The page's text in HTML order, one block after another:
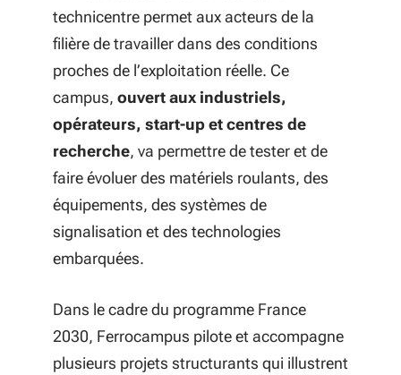
technicentre permet aux acteurs de la
filière de travailler dans des conditions
proches de l’exploitation réelle. Ce
campus, ouvert aux industriels,
opérateurs, start-up et centres de
recherche, va permettre de tester et de
faire évoluer des matériels roulants, des
équipements, des systèmes de
signalisation et des technologies
embarquées.
Dans le cadre du programme France
2030, Ferrocampus pilote et accompagne
plusieurs projets structurants qui illustrent